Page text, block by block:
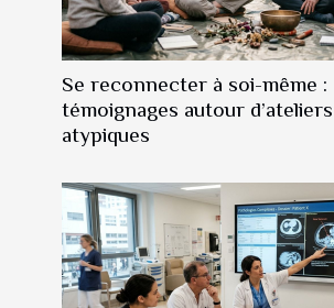
Se reconnecter à soi-même :
témoignages autour
atypiques